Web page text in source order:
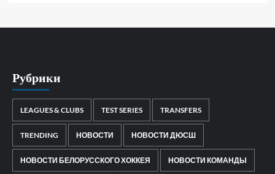
Рубрики
LEAGUES & CLUBS TEST SERIES TRANSFERS
TRENDING НОВОСТИ НОВОСТИ ДЮСШ
НОВОСТИ БЕЛОРУССКОГО ХОККЕЯ НОВОСТИ КОМАНДЫ